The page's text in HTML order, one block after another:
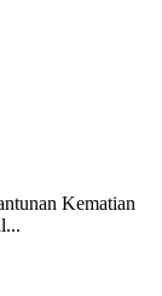
Kematian